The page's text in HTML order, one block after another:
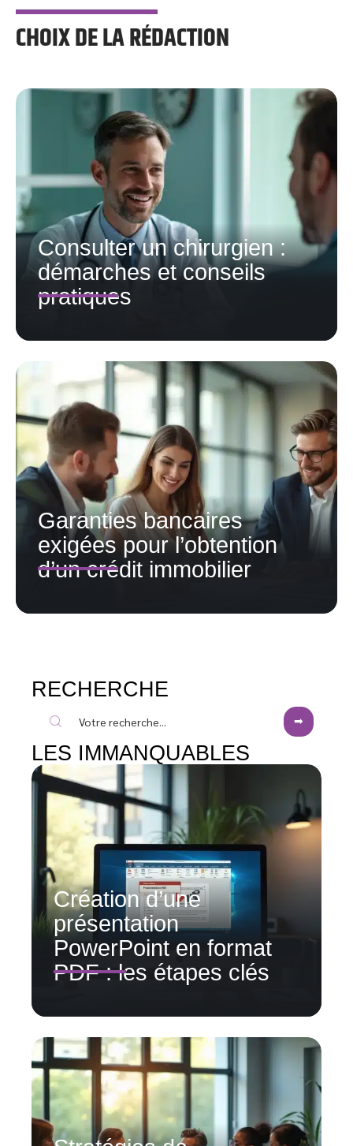
CHOIX DE LA RÉDACTION
Consulter un chirurgien :
démarches et conseils
pratiques
Garanties bancaires
exigées pour l’obtention
d’un crédit immobilier
RECHERCHE
LES IMMANQUABLES
Création d’une
présentation
PowerPoint en format
PDF : les étapes clés